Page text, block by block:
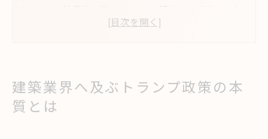
建築業界の課題とトランプ影響の本質的な関係
政策変更が建築業界にどう波及するのか実務的
視点で解説
建築業界へ及ぶトランプ政策の本
質とは